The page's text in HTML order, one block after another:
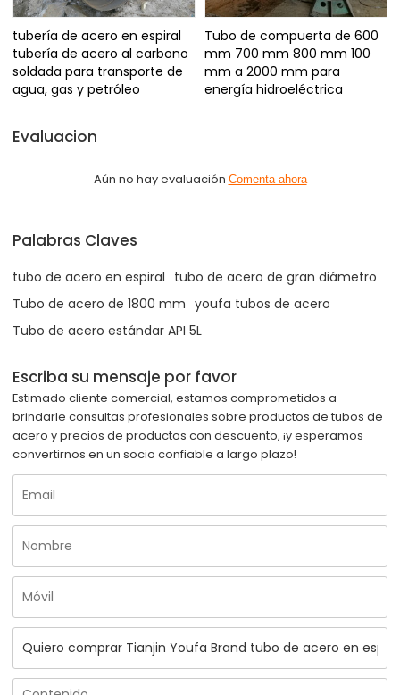
tubería de acero en espiral
tubería de acero al carbono
soldada para transporte de
agua, gas y petróleo
Tubo de compuerta de 600
mm 700 mm 800 mm 100
mm a 2000 mm para
energía hidroeléctrica
Evaluacion
Aún no hay evaluación Comenta ahora
Palabras Claves
tubo de acero en espiral tubo de acero de gran diámetro
Tubo de acero de 1800 mm youfa tubos de acero
Tubo de acero estándar API 5L
Escriba su mensaje por favor
Estimado cliente comercial, estamos comprometidos a
brindarle consultas profesionales sobre productos de tubos de
acero y precios de productos con descuento, ¡y esperamos
convertirnos en un socio confiable a largo plazo!